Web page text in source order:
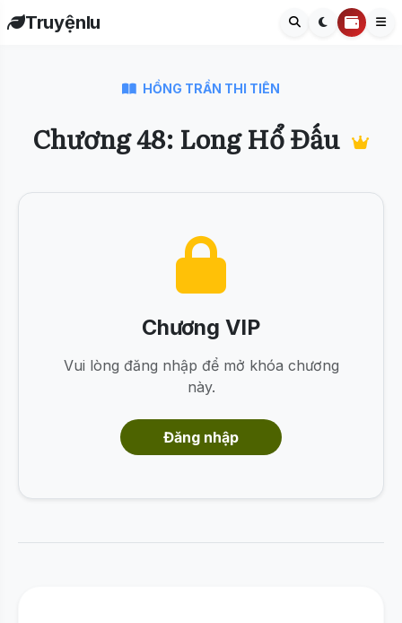
Truyệnlu
HỒNG TRẦN THI TIÊN
Chương 48: Long Hổ Đấu
Chương VIP
Vui lòng đăng nhập để mở khóa chương
này.
Đăng nhập